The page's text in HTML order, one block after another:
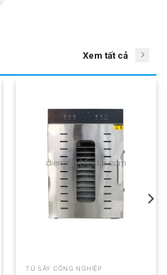
Xem tất cả
TỦ SẤY CÔNG NGHIỆP